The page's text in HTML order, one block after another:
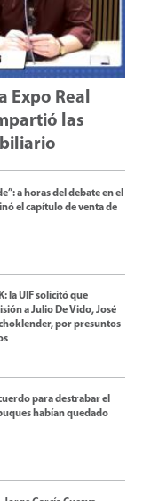
Expo Real
las
a horas del debate en el
el capítulo de venta de
la UIF solicitó que
a Julio De Vido, José
por presuntos
para destrabar el
habían quedado